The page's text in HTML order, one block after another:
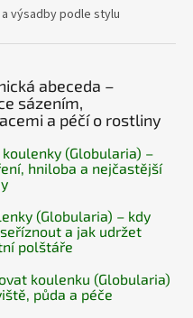
výsadby podle stylu
abeceda –
sázením,
a péčí o rostliny
koulenky (Globularia) –
hniloba a nejčastější
(Globularia) – kdy
a jak udržet
polštáře
koulenku (Globularia)
půda a péče